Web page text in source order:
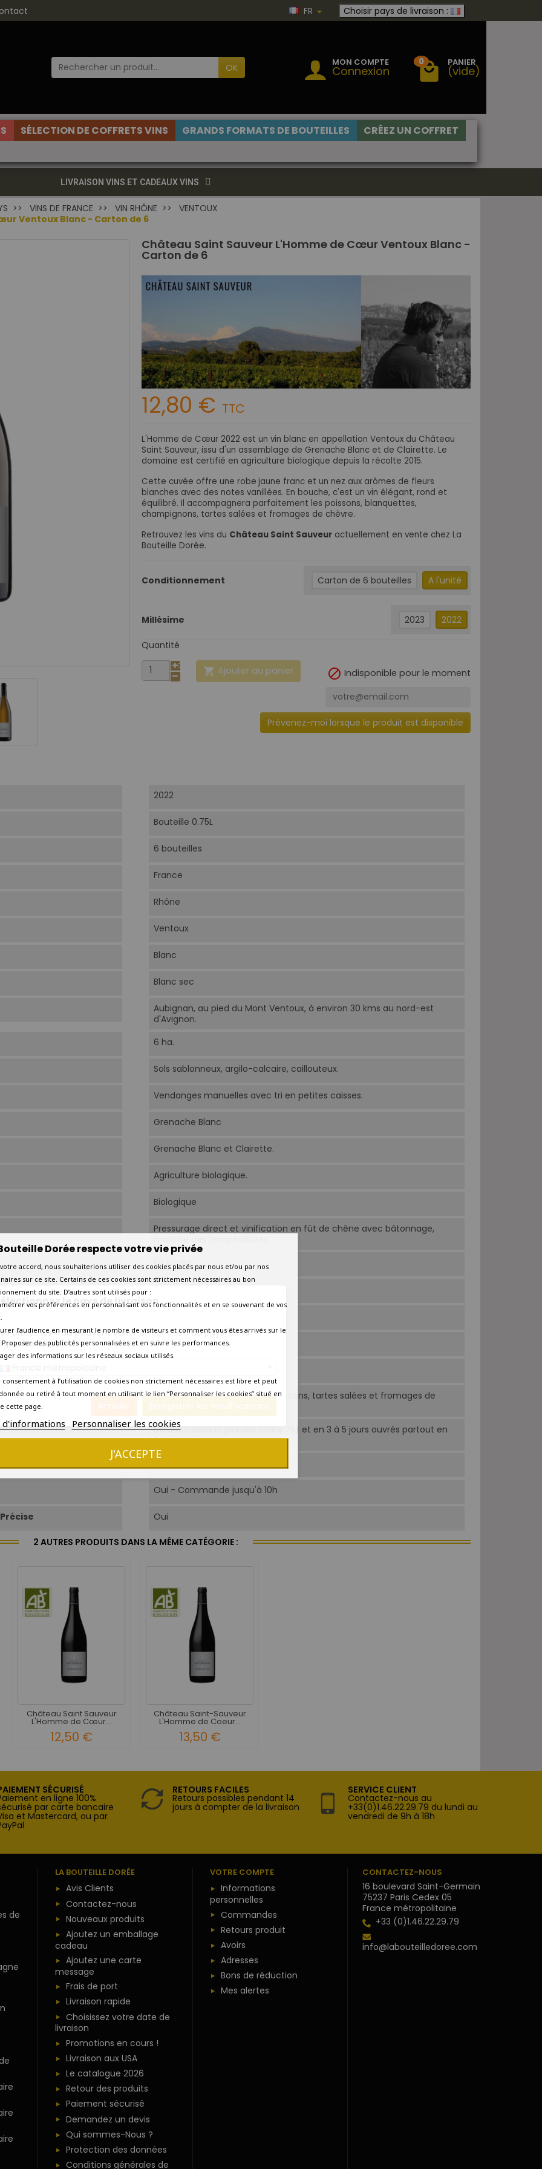
le pays de livraison
prix et les frais peuvent varier en fonction du pays/de la
de livraison.
Annuler Enregistrer les modifications
FR Choisir pays de livraison :
OK MON COMPTE
Connexion
0 PANIER
(vide)
SÉLECTION DE COFFRETS VINS GRANDS FORMATS DE BOUTEILLES
CRÉEZ UN COFFRET
LIVRAISON VINS ET CADEAUX VINS
VINS DE FRANCE VIN RHÔNE
VENTOUX
Ventoux Blanc - Carton de 6
Château Saint Sauveur L'Homme de Cœur Ventoux Blanc -
Carton de 6
12,80 € TTC
L'Homme de Cœur 2022 est un vin blanc en appellation Ventoux du Château
Saint Sauveur, issu d'un assemblage de Grenache Blanc et de Clairette. Le
domaine est certifié en agriculture biologique depuis la récolte 2015.
Cette cuvée offre une robe jaune franc et un nez aux arômes de fleurs
blanches avec des notes vanillées. En bouche, c'est un vin élégant, rond et
équilibré. Il accompagnera parfaitement les poissons, blanquettes,
champignons, tartes salées et fromages de chèvre.
Retrouvez les vins du Château Saint Sauveur actuellement en vente chez La
Bouteille Dorée.
Conditionnement Carton de 6 bouteilles A l'unité
Millésime 2023 2022
Quantité
 Ajouter au panier  Indisponible pour le moment
Prévenez-moi lorsque le produit est disponible
2022
Bouteille 0.75L
6 bouteilles
France
Rhône
Ventoux
Blanc
Blanc sec
Aubignan, au pied du Mont Ventoux, à environ 30 kms au nord-est
d'Avignon.
6 ha.
Sols sablonneux, argilo-calcaire, caillouteux.
Vendanges manuelles avec tri en petites caisses.
Grenache Blanc
Grenache Blanc et Clairette.
Agriculture biologique.
Biologique
Pressurage direct et vinification en fût de chêne avec bâtonnage,
En cuves.
2027
Poissons, blanquettes, champignons, tartes salées et fromages de
chèvre.
Livraison dans la journée (Paris 75) et en 3 à 5 jours ouvrés partout en
France
Oui - Commande jusqu'à 10h
Oui
2 AUTRES PRODUITS DANS LA MÊME CATÉGORIE :
Château Saint Sauveur
L'Homme de Cœur...
12,50 €
Château Saint-Sauveur
L'Homme de Coeur...
13,50 €
SÉCURISÉ
en ligne 100%
par carte bancaire
et Mastercard, ou par
RETOURS FACILES
Retours possibles pendant 14
jours à compter de la livraison
SERVICE CLIENT
Contactez-nous au
+33(0)1.46.22.29.79 du lundi au
vendredi de 9h à 18h
de
LA BOUTEILLE DORÉE
Avis Clients
Contactez-nous
Nouveaux produits
Ajoutez un emballage
cadeau
Ajoutez une carte
message
Frais de port
Livraison rapide
Choisissez votre date de
livraison
Promotions en cours !
Livraison aux USA
Le catalogue 2026
Retour des produits
Paiement sécurisé
Demandez un devis
Qui sommes-Nous ?
Protection des données
Conditions générales de
VOTRE COMPTE
Informations
personnelles
Commandes
Retours produit
Avoirs
Adresses
Bons de réduction
Mes alertes
CONTACTEZ-NOUS
16 boulevard Saint-Germain
75237 Paris Cedex 05
France métropolitaine
+33 (0)1.46.22.29.79
info@labouteilledoree.com
Dorée respecte votre vie privée
accord, nous souhaiterions utiliser des cookies placés par nous et/ou par nos
sur ce site. Certains de ces cookies sont strictement nécessaires au bon
du site. D’autres sont utilisés pour :
vos préférences en personnalisant vos fonctionnalités et en se souvenant de vos
l’audience en mesurant le nombre de visiteurs et comment vous êtes arrivés sur le
Proposer des publicités personnalisées et en suivre les performances.
des informations sur les réseaux sociaux utilisés.
consentement à l’utilisation de cookies non strictement nécessaires est libre et peut
ou retiré à tout moment en utilisant le lien “Personnaliser les cookies” situé en
cette page.
d'informations Personnaliser les cookies
J'ACCEPTE